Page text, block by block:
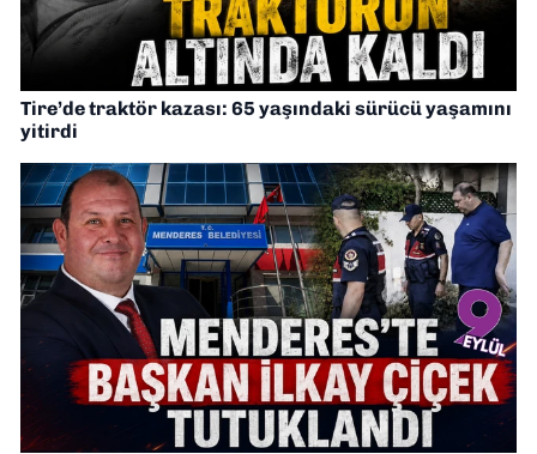
Tire’de traktör kazası: 65 yaşındaki sürücü yaşamını
yitirdi